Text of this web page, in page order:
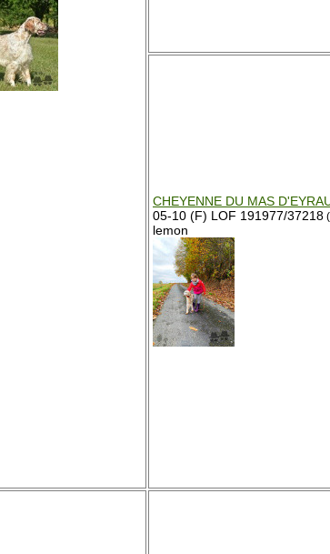
CHEYENNE DU MAS
05-10 (F) LOF 191977/37218
lemon